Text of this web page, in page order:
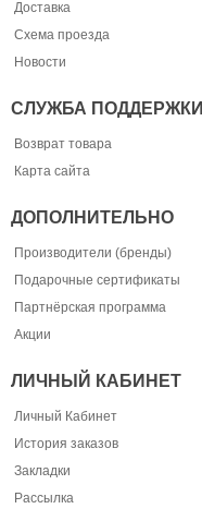
Доставка
Схема проезда
Новости
СЛУЖБА ПОДДЕРЖКИ
Возврат товара
Карта сайта
ДОПОЛНИТЕЛЬНО
Производители (бренды)
Подарочные сертификаты
Партнёрская программа
Акции
ЛИЧНЫЙ КАБИНЕТ
Личный Кабинет
История заказов
Закладки
Рассылка